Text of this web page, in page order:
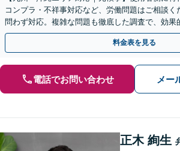
コンプラ・不祥事対応など、労働問題はご相談く
問わず対応。複雑な問題も徹底した調査で、効果
目指します。セカンドオピニオン可【休日・夜間
料金表を見る
電話でお問い合わせ メー
正木 絢生